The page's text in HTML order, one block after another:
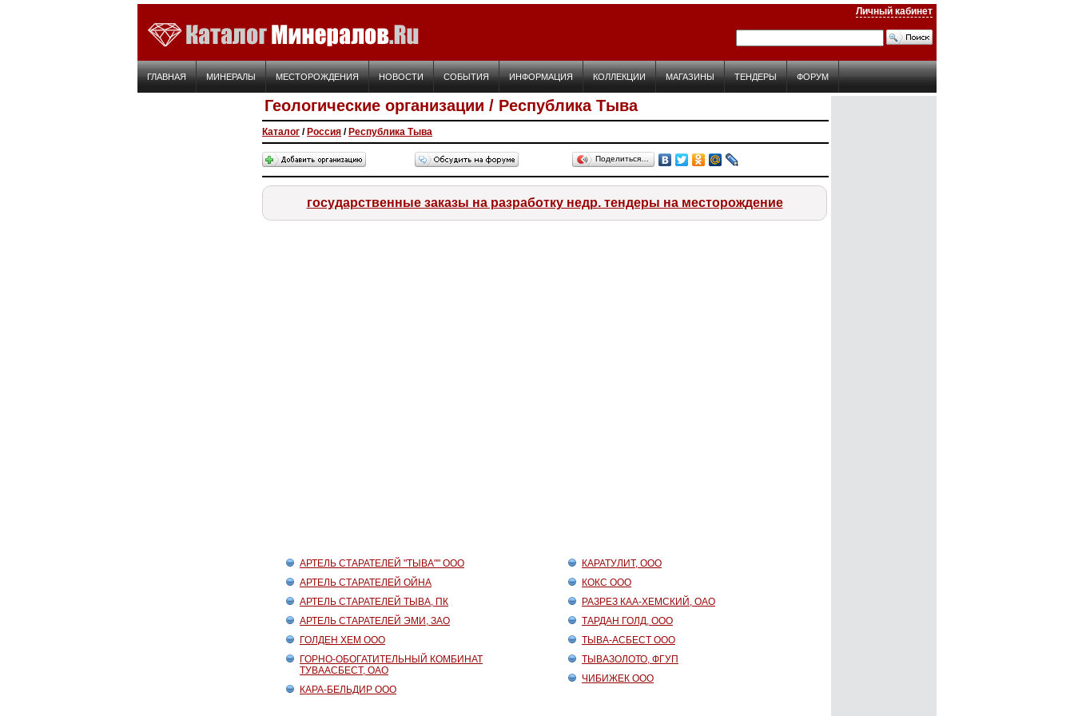
Личный кабинет
ГЛАВНАЯ МИНЕРАЛЫ МЕСТОРОЖДЕНИЯ НОВОСТИ СОБЫТИЯ ИНФОРМАЦИЯ КОЛЛЕКЦИИ МАГАЗИНЫ ТЕНДЕРЫ ФОРУМ
Геологические организации / Республика Тыва
Каталог / Россия / Республика Тыва
Поделиться…
государственные заказы на разработку недр. тендеры на месторождение
АРТЕЛЬ СТАРАТЕЛЕЙ "ТЫВА"" ООО
АРТЕЛЬ СТАРАТЕЛЕЙ ОЙНА
АРТЕЛЬ СТАРАТЕЛЕЙ ТЫВА, ПК
АРТЕЛЬ СТАРАТЕЛЕЙ ЭМИ, ЗАО
ГОЛДЕН ХЕМ ООО
ГОРНО-ОБОГАТИТЕЛЬНЫЙ КОМБИНАТ
ТУВААСБЕСТ, ОАО
КАРА-БЕЛЬДИР ООО
КАРАТУЛИТ, ООО
КОКС ООО
РАЗРЕЗ КАА-ХЕМСКИЙ, ОАО
ТАРДАН ГОЛД, ООО
ТЫВА-АСБЕСТ ООО
ТЫВАЗОЛОТО, ФГУП
ЧИБИЖЕК ООО